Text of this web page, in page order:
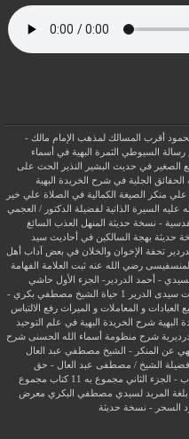
أقرب المسالك لمذهب الإمام مالك -
رسالة السيوطي
الثمرة البهية في أسماء
الصغير في حديث البشير النذير
الحث على
الحقائق الجلية في شرح الخريدة البهية
علي منكر الصيغة الكمالية في الصلاة علي خير
عليه
السيرة الذاتية لفضيلة الدكتور / العجمي
- نسخة حديثة
المنهل العذب السائغ
حديثة بهجة السالكين في أحاديث سيد
تحفة الإخوان والخلان في بعض آداب أهل
المنسفيسى رضي الله عنه ثبت العلامة الفهامة
- أحمد الدردير- الجزء الأول حاشي
سيدى الدرير 1
حياة الشيخ مصطفي بكري -
و المعاملات و الميراث رفع الالتباس
البهية شرح الخريدة البهية في علم التوحيد
شرح منظومة أسماء الله الحسنى شرح
عن المنكر - الشيخ مصطفي عبد العال
فضيلة الشيخ / مصطفى عبد العال - حق
- الجزء الثاني مجموع به 11 كتاب
مجموع
المريد لسيدي مصطفي البكري معرض
السحر - نسخة حديثة